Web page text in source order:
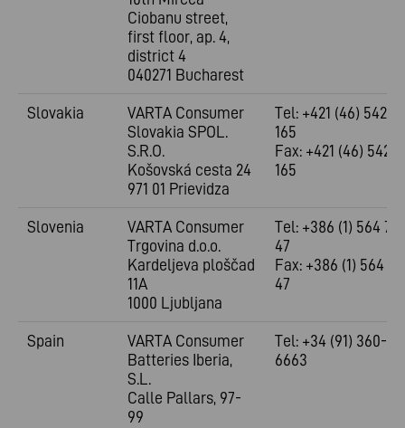
Ciobanu street,
first floor, ap. 4,
district 4
040271 Bucharest
Slovakia
VARTA Consumer
Slovakia SPOL.
S.R.O.
Košovská cesta 24
971 01 Prievidza
Tel: +421 (46) 5422
165
Fax: +421 (46) 5422
165
Slovenia
VARTA Consumer
Trgovina d.o.o.
Kardeljeva ploščad
11A
1000 Ljubljana
Tel: +386 (1) 564 72
47
Fax: +386 (1) 564 72
47
Spain
VARTA Consumer
Batteries Iberia,
S.L.
Calle Pallars, 97-
99
Tel: +34 (91) 360-
6663